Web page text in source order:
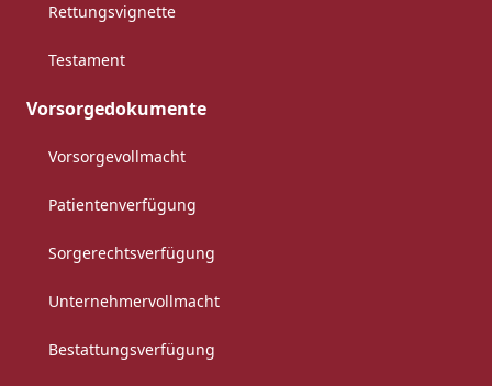
Rettungsvignette
Testament
Vorsorgedokumente
Vorsorgevollmacht
Patientenverfügung
Sorgerechtsverfügung
Unternehmervollmacht
Bestattungsverfügung